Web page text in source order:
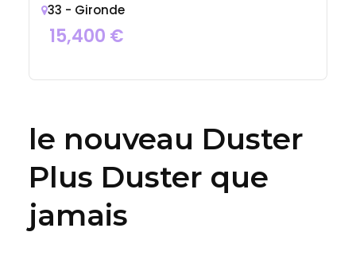
33 - Gironde
15,400 €
le nouveau Duster
Plus Duster que
jamais